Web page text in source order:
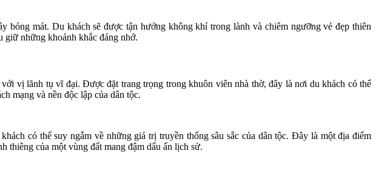
mát. Du khách sẽ được tận hưởng không khí trong lành và chiêm ngưỡng vẻ đẹp thiên
giữ những khoảnh khắc đáng nhớ.
vị lãnh tụ vĩ đại. Được đặt trang trọng trong khuôn viên nhà thờ, đây là nơi du khách có thể
mạng và nền độc lập của dân tộc.
có thể suy ngẫm về những giá trị truyền thống sâu sắc của dân tộc. Đây là một địa điểm
thiêng của một vùng đất mang đậm dấu ấn lịch sử.